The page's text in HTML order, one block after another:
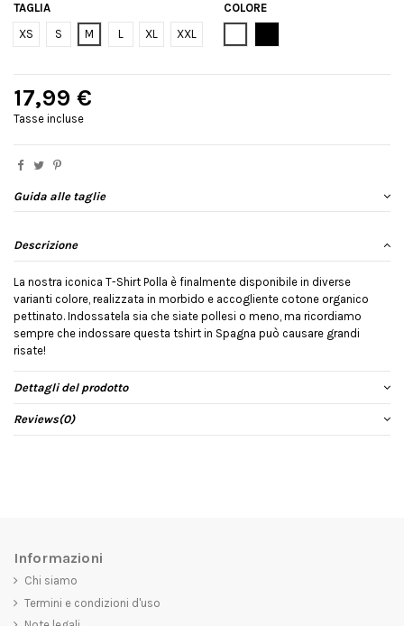
TAGLIA
XS
S M L XL XXL
COLORE
17,99 €
Tasse incluse
Guida alle taglie
Descrizione
La nostra iconica T-Shirt Polla è finalmente disponibile in diverse
varianti colore, realizzata in morbido e accogliente cotone organico
pettinato. Indossatela sia che siate pollesi o meno, ma ricordiamo
sempre che indossare questa tshirt in Spagna può causare grandi
risate!
Dettagli del prodotto
Reviews(0)
Informazioni
Chi siamo
Termini e condizioni d'uso